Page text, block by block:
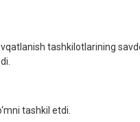
tashkilotlarining
tashkil etdi.